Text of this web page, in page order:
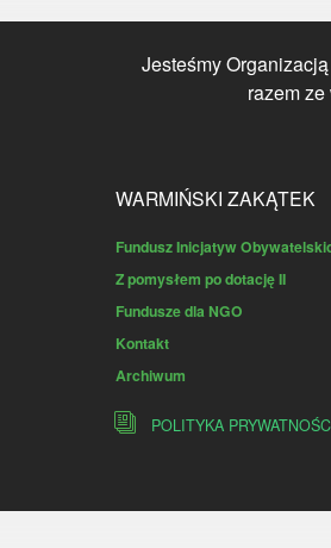
Jesteśmy
razem
WARMIŃSKI ZAKĄTEK
Fundusz Inicjatyw
Z pomysłem po dotację II
Fundusze dla NGO
Kontakt
Archiwum
POLITYKA